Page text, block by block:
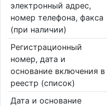
электронный адрес,
номер телефона, факса
(при наличии)
Регистрационный
номер, дата и
основание включения в
реестр (список)
Дата и основание